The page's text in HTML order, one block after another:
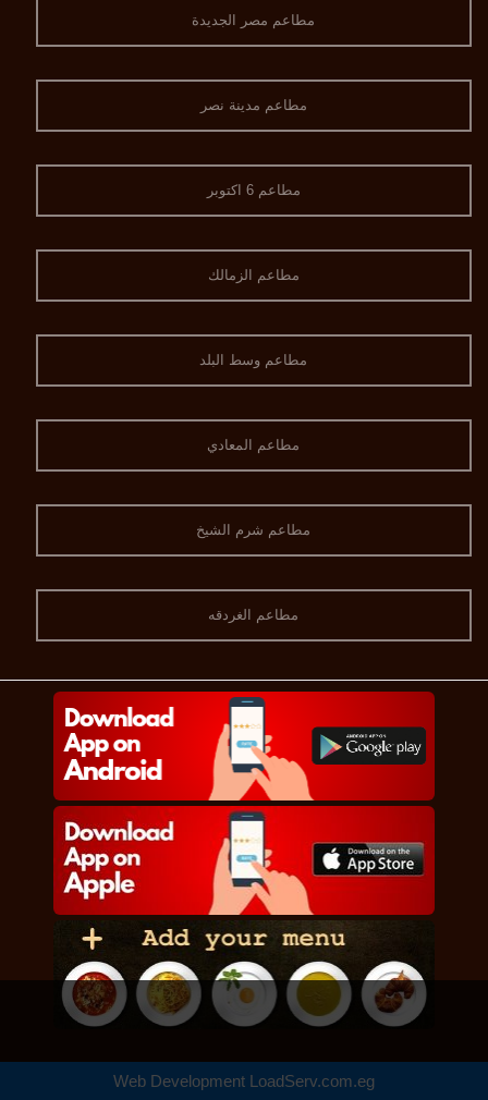
مطاعم مصر الجديدة
مطاعم مدينة نصر
مطاعم 6 اكتوبر
مطاعم الزمالك
مطاعم وسط البلد
مطاعم المعادي
مطاعم شرم الشيخ
مطاعم الغردقه
Web Development LoadServ.com.eg